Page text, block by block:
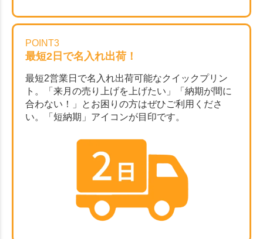
POINT3
最短2日で名入れ出荷！
最短2営業日で名入れ出荷可能なクイックプリン
ト。「来月の売り上げを上げたい」「納期が間に
合わない！」とお困りの方はぜひご利用くださ
い。「短納期」アイコンが目印です。